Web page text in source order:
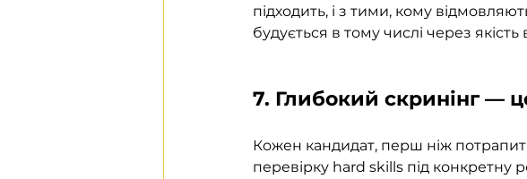
підходить, і з тими, кому
будується в тому числі через якість
7. Глибокий скринінг —
Кожен кандидат, перш ніж
перевірку hard skills під конкретну